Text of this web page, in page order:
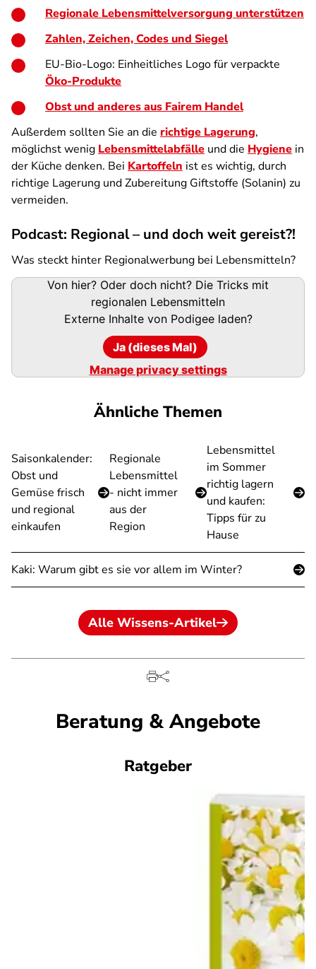
Regionale Lebensmittelversorgung unterstützen
Zahlen, Zeichen, Codes und Siegel
EU-Bio-Logo: Einheitliches Logo für verpackte
Öko-Produkte
Obst und anderes aus Fairem Handel
Außerdem sollten Sie an die richtige Lagerung,
möglichst wenig Lebensmittelabfälle und die Hygiene in
der Küche denken. Bei Kartoffeln ist es wichtig, durch
richtige Lagerung und Zubereitung Giftstoffe (Solanin) zu
vermeiden.
Podcast: Regional – und doch weit gereist?!
Was steckt hinter Regionalwerbung bei Lebensmitteln?
Podigee-Von hier? Oder doch nicht? Die Tricks mit
regionalen Lebensmitteln
Externe Inhalte von Podigeeladen?
Ja (dieses Mal)
Manage privacy settings
Ähnliche Themen
Saisonkalender:
Obst und
Gemüse frisch
und regional
einkaufen
Regionale
Lebensmittel
- nicht immer
aus der
Region
Lebensmittel
im Sommer
richtig lagern
und kaufen:
Tipps für zu
Hause
Kaki: Warum gibt es sie vor allem im Winter?
Alle Wissens-Artikel
Beratung & Angebote
Ratgeber